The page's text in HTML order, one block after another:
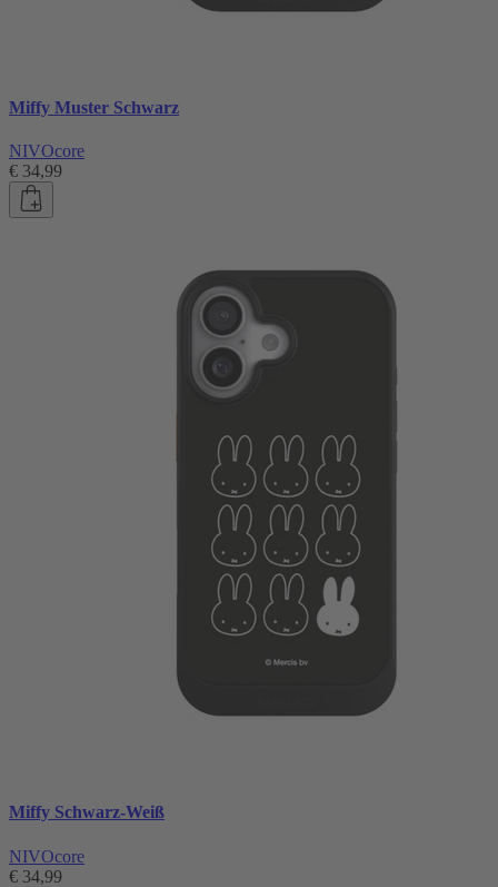
Miffy Muster Schwarz
NIVOcore
€ 34,99
Miffy Schwarz-Weiß
NIVOcore
€ 34,99